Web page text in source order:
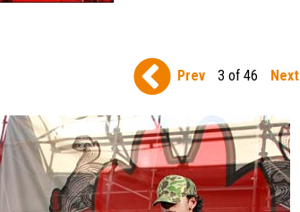
Prev 3 of 46 Next